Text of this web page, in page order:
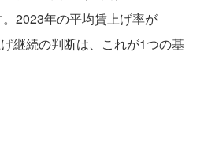
2023年の平均賃上げ率が
継続の判断は、これが1つの基